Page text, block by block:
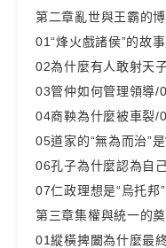
第二章亂世與王霸的
01“烽火戲諸侯”的故
02為什麼有人敢射天
03管仲如何管理領導/
04商鞅為什麼被車裂/
05道家的“無為而治”
06孔子為什麼認為自
07仁政理想是“烏托邦
第三章集權與統一的
01縱橫捭闔為什麼最